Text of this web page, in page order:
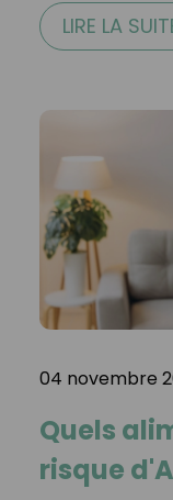
LIRE LA
04 novembre
Quels
risque